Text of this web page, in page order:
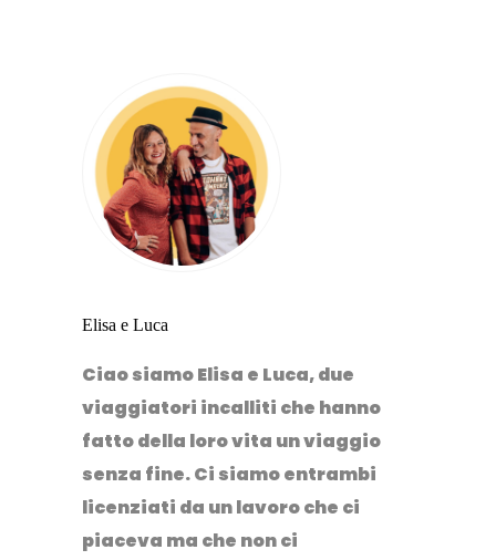
Elisa e Luca
Ciao siamo Elisa e Luca, due
viaggiatori incalliti che hanno
fatto della loro vita un viaggio
senza fine. Ci siamo entrambi
licenziati da un lavoro che ci
piaceva ma che non ci